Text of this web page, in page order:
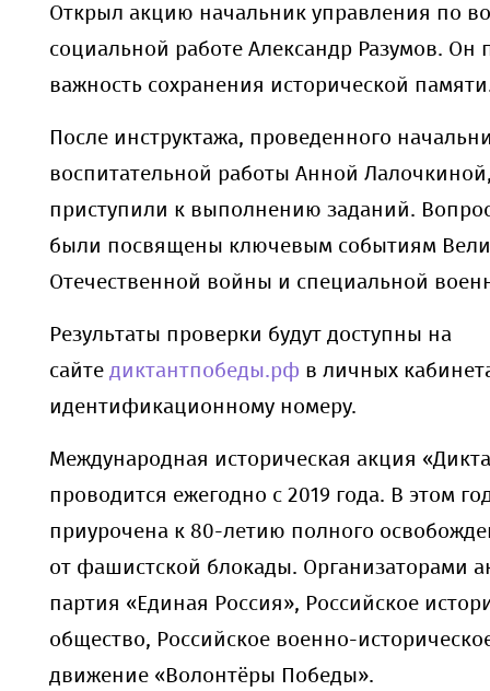
Открыл акцию начальник управления по
социальной работе Александр Разумов. Он
важность сохранения исторической
После инструктажа, проведенного
воспитательной работы Анной
приступили к выполнению заданий.
были посвящены ключевым событиям
Отечественной войны и специальной
Результаты проверки будут доступны на
сайте диктантпобеды.рф в личных
идентификационному номеру.
Международная историческая акция
проводится ежегодно с 2019 года. В этом
приурочена к 80-летию полного
от фашистской блокады. Организаторами
партия «Единая Россия», Российское
общество, Российское военно-
движение «Волонтёры Победы».